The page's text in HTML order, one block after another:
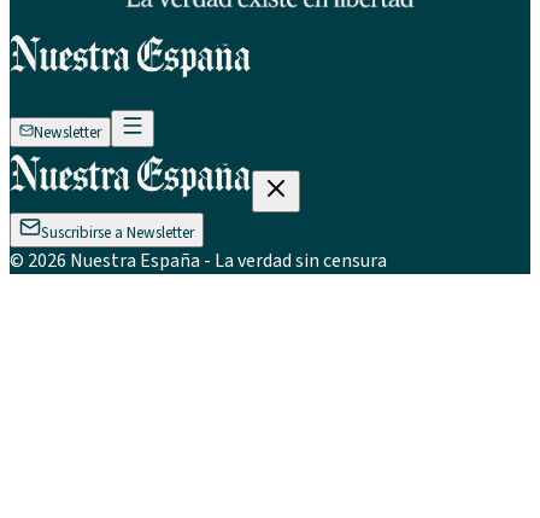
Newsletter
Suscribirse a Newsletter
© 2026 Nuestra España - La verdad sin censura